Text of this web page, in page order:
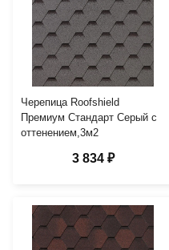
Черепица Roofshield
Премиум Стандарт Серый с
оттенением,3м2
3 834 ₽